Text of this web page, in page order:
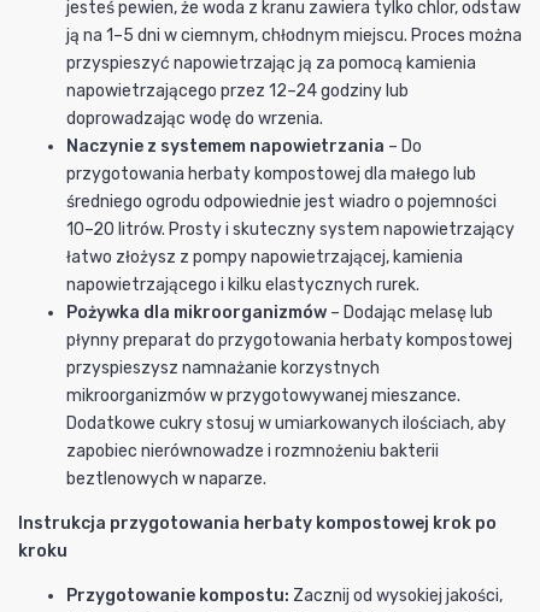
jesteś pewien, że woda z kranu zawiera tylko chlor, odstaw
ją na 1–5 dni w ciemnym, chłodnym miejscu. Proces można
przyspieszyć napowietrzając ją za pomocą kamienia
napowietrzającego przez 12–24 godziny lub
doprowadzając wodę do wrzenia.
Naczynie z systemem napowietrzania – Do
przygotowania herbaty kompostowej dla małego lub
średniego ogrodu odpowiednie jest wiadro o pojemności
10–20 litrów. Prosty i skuteczny system napowietrzający
łatwo złożysz z pompy napowietrzającej, kamienia
napowietrzającego i kilku elastycznych rurek.
Pożywka dla mikroorganizmów – Dodając melasę lub
płynny preparat do przygotowania herbaty kompostowej
przyspieszysz namnażanie korzystnych
mikroorganizmów w przygotowywanej mieszance.
Dodatkowe cukry stosuj w umiarkowanych ilościach, aby
zapobiec nierównowadze i rozmnożeniu bakterii
beztlenowych w naparze.
Instrukcja przygotowania herbaty kompostowej krok po
kroku
Przygotowanie kompostu: Zacznij od wysokiej jakości,